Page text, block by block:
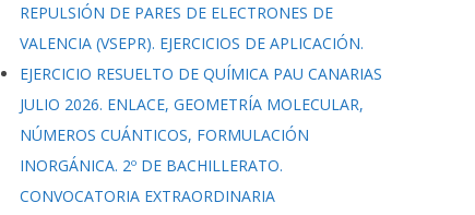
REPULSIÓN DE PARES DE ELECTRONES DE
VALENCIA (VSEPR). EJERCICIOS DE APLICACIÓN.
EJERCICIO RESUELTO DE QUÍMICA PAU CANARIAS
JULIO 2026. ENLACE, GEOMETRÍA MOLECULAR,
NÚMEROS CUÁNTICOS, FORMULACIÓN
INORGÁNICA. 2º DE BACHILLERATO.
CONVOCATORIA EXTRAORDINARIA